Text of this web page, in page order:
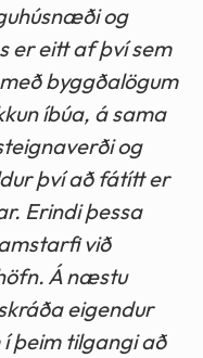
og
er eitt af því sem
byggðalögum
íbúa, á sama
og
því að fátítt er
Erindi þessa
við
Á næstu
eigendur
þeim tilgangi að